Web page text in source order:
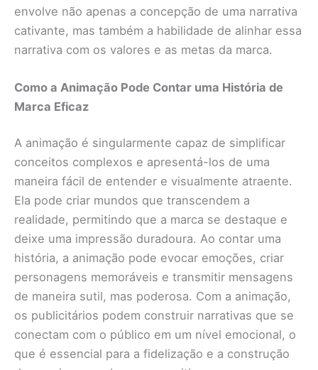
envolve não apenas a concepção de uma narrativa
cativante, mas também a habilidade de alinhar essa
narrativa com os valores e as metas da marca.
Como a Animação Pode Contar uma História de
Marca Eficaz
A animação é singularmente capaz de simplificar
conceitos complexos e apresentá-los de uma
maneira fácil de entender e visualmente atraente.
Ela pode criar mundos que transcendem a
realidade, permitindo que a marca se destaque e
deixe uma impressão duradoura. Ao contar uma
história, a animação pode evocar emoções, criar
personagens memoráveis e transmitir mensagens
de maneira sutil, mas poderosa. Com a animação,
os publicitários podem construir narrativas que se
conectam com o público em um nível emocional, o
que é essencial para a fidelização e a construção